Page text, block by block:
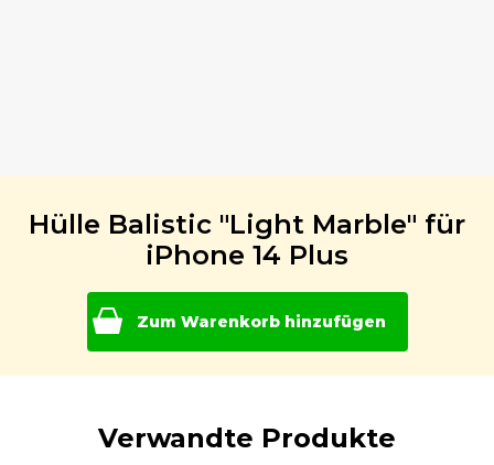
Hülle Balistic "Light Marble" für
iPhone 14 Plus
Zum Warenkorb hinzufügen
Verwandte Produkte